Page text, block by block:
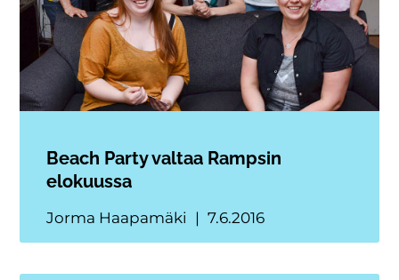
Beach Party valtaa Rampsin
elokuussa
Jorma Haapamäki 7.6.2016